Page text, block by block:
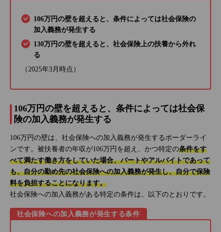
106万円の壁を超えると、条件によっては社会保険の
加入義務が発生する
130万円の壁を超えると、社会保険上の扶養から外れ
る
（2025年3月時点）
106万円の壁を超えると、条件によっては社会保
険の加入義務が発生する
106万円の壁は、社会保険への加入義務が発生するボーダーライ
ンです。被扶養者の年収が106万円を超え、かつ特定の条件をす
べて満たす働き方をしていた場合、パートやアルバイトであって
も、自分の勤め先の社会保険への加入義務が発生し、自分で保険
料を負担することになります。
社会保険への加入義務がある特定の条件は、以下のとおりです。
社会保険への加入義務が発生する条件